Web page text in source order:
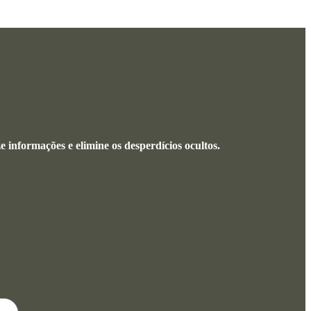
informações e elimine os desperdícios ocultos.